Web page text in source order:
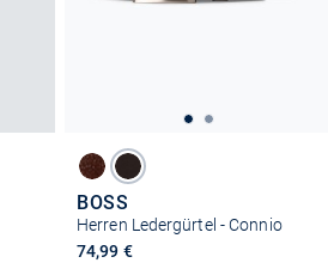
BOSS
Herren Ledergürtel - Connio
74,99 €